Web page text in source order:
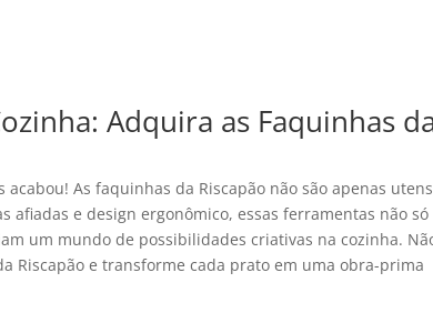
Adquira as Faquinhas
As faquinhas da Riscapão não são apenas
afiadas e design ergonômico, essas ferramentas não só
um mundo de possibilidades criativas na cozinha.
Riscapão e transforme cada prato em uma obra-prima